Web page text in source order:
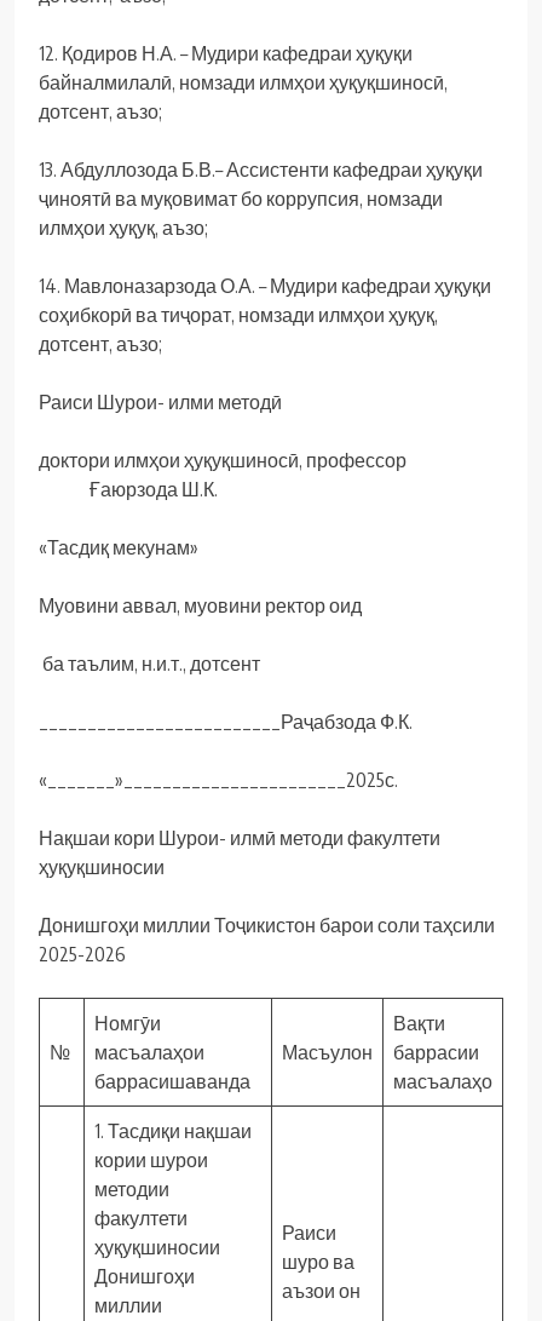
12. Қодиров Н.А. – Мудири кафедраи ҳуқуқи
байналмилалӣ, номзади илмҳои ҳуқуқшиносӣ,
дотсент, аъзо;
13. Абдуллозода Б.В.– Ассистенти кафедраи ҳуқуқи
ҷиноятӣ ва муқовимат бо коррупсия, номзади
илмҳои ҳуқуқ, аъзо;
14. Мавлоназарзода О.А. – Мудири кафедраи ҳуқуқи
соҳибкорӣ ва тиҷорат, номзади илмҳои ҳуқуқ,
дотсент, аъзо;
Раиси Шурои- илми методӣ
доктори илмҳои ҳуқуқшиносӣ, профессор
Ғаюрзода Ш.К.
«Тасдиқ мекунам»
Муовини аввал, муовини ректор оид
ба таълим, н.и.т., дотсент
_________________________Раҷабзода Ф.К.
«_______»_______________________2025с.
Нақшаи кори Шурои- илмӣ методи факултети
ҳуқуқшиносии
Донишгоҳи миллии Тоҷикистон барои соли таҳсили
2025-2026
№
Номгӯи
масъалаҳои
баррасишаванда
Масъулон
Вақти
баррасии
масъалаҳо
1. Тасдиқи нақшаи
кории шурои
методии
факултети
ҳуқуқшиносии
Донишгоҳи
миллии
Раиси
шуро ва
аъзои он